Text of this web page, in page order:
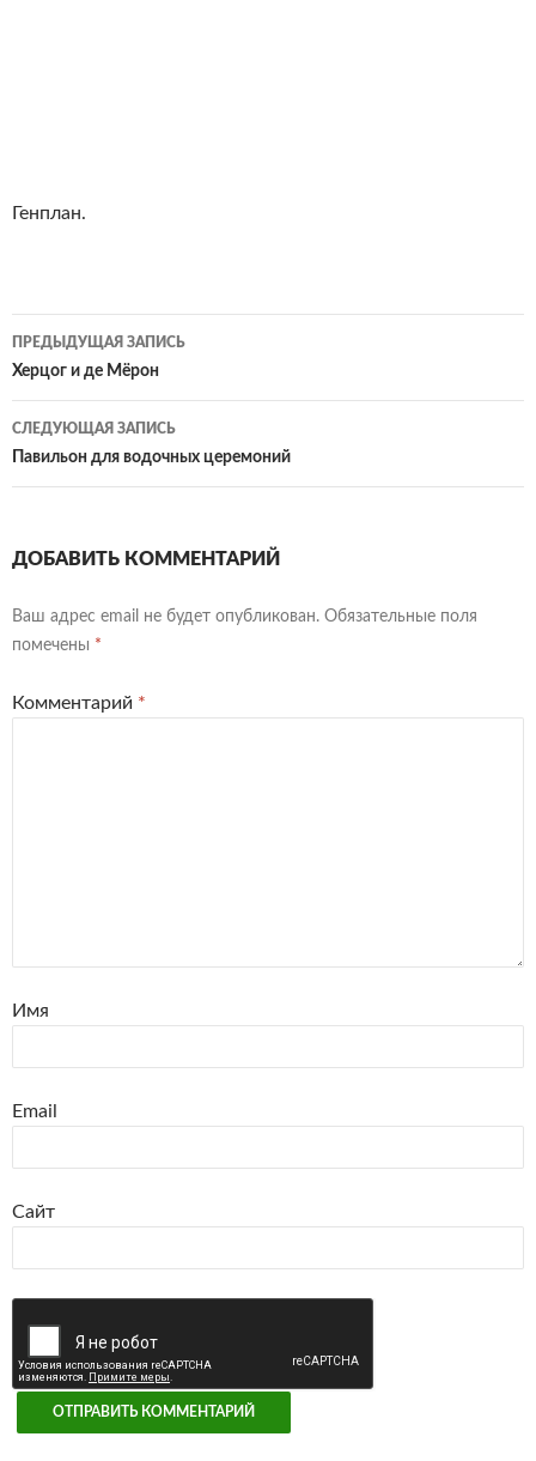
Генплан.
Навигация
по
записям
ПРЕДЫДУЩАЯ ЗАПИСЬ
Херцог и де Мёрон
СЛЕДУЮЩАЯ ЗАПИСЬ
Павильон для водочных церемоний
ДОБАВИТЬ КОММЕНТАРИЙ
Ваш адрес email не будет опубликован. Обязательные поля
помечены *
Комментарий *
Имя
Email
Сайт